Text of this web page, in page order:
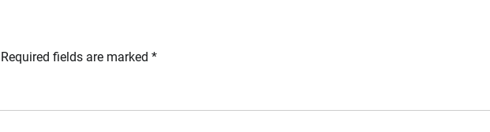
Required fields are marked *